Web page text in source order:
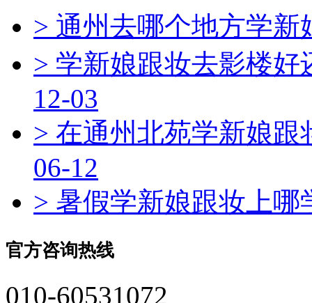
> 通州去哪个地方学
> 学新娘跟妆去影楼
12-03
> 在通州北苑学新娘
06-12
> 暑假学新娘跟妆上
官方咨询热线
010-60531072